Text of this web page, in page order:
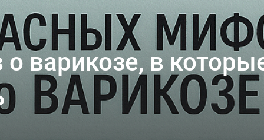
варикозе, в